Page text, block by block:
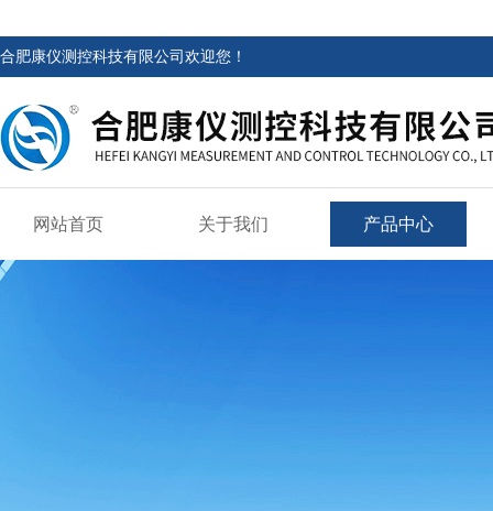
合肥康仪测控科技有限公司欢迎您！
网站首页 关于我们 产品中心